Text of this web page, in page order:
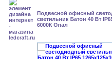
Подвесной офисный
светильник Батон 40 Вт
6000К Опал